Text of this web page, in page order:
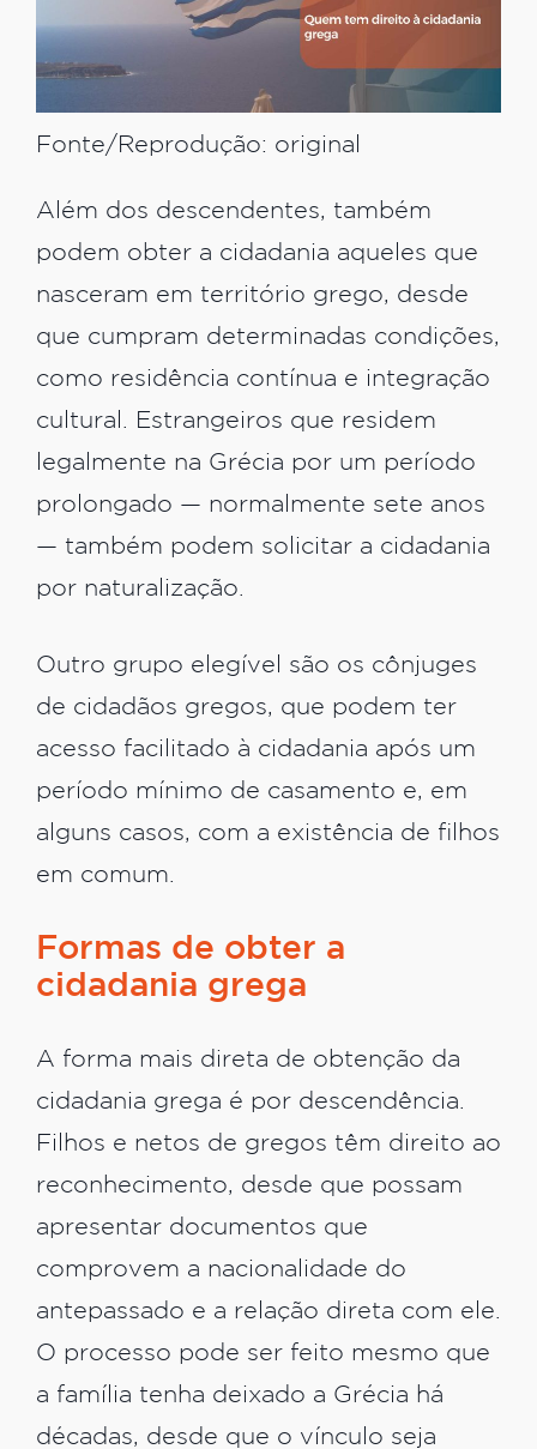
Fonte/Reprodução: original
Além dos descendentes, também
podem obter a cidadania aqueles que
nasceram em território grego, desde
que cumpram determinadas condições,
como residência contínua e integração
cultural. Estrangeiros que residem
legalmente na Grécia por um período
prolongado — normalmente sete anos
— também podem solicitar a cidadania
por naturalização.
Outro grupo elegível são os cônjuges
de cidadãos gregos, que podem ter
acesso facilitado à cidadania após um
período mínimo de casamento e, em
alguns casos, com a existência de filhos
em comum.
Formas de obter a
cidadania grega
A forma mais direta de obtenção da
cidadania grega é por descendência.
Filhos e netos de gregos têm direito ao
reconhecimento, desde que possam
apresentar documentos que
comprovem a nacionalidade do
antepassado e a relação direta com ele.
O processo pode ser feito mesmo que
a família tenha deixado a Grécia há
décadas, desde que o vínculo seja